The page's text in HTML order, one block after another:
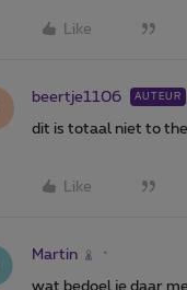
Like
beertje1106 AUTEUR
dit is totaal niet to
Like
Martin
wat bedoel je daar